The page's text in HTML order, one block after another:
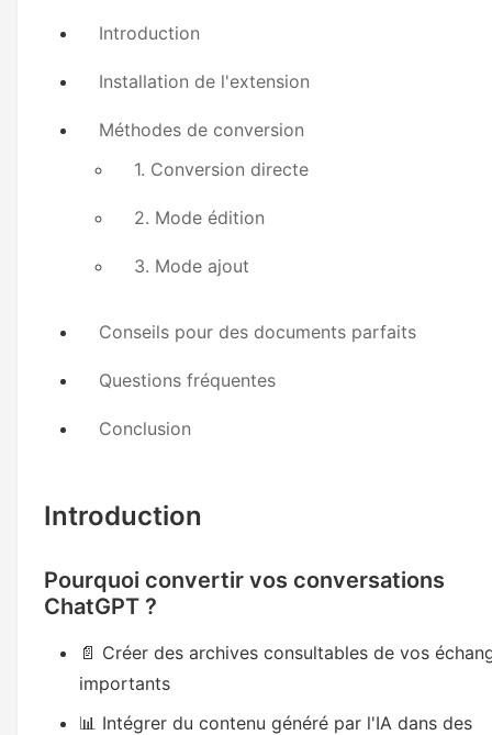
Introduction
Installation de l'extension
Méthodes de conversion
1. Conversion directe
2. Mode édition
3. Mode ajout
Conseils pour des documents parfaits
Questions fréquentes
Conclusion
Introduction
Pourquoi convertir vos conversations
ChatGPT ?
📄 Créer des archives consultables de vos
importants
📊 Intégrer du contenu généré par l'IA dans des